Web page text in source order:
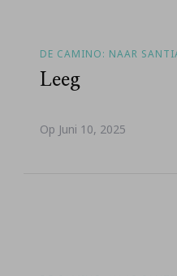
DE CAMINO: NAAR
Leeg
Op Juni 10, 2025